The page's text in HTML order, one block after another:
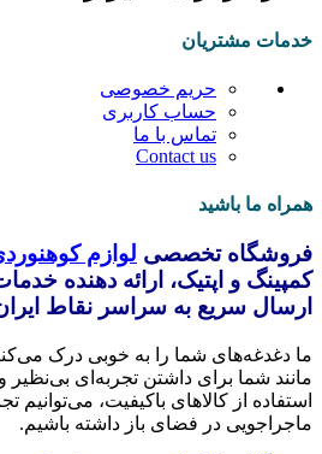
خدمات مشتریان
حریم خصوصی
حساب کاربری
تماس با ما
Contact us
همراه ما باشید
فروشگاه تخصصی لوازم
کمپینگ و اپتیک، ارائه دهنده
ارسال سریع به سراسر نقاط
ما دغدغه‌های شما را به خوبی درک
مانند شما برای داشتن تجربه‌ای بی‌نظیر و
استفاده از کالاهای باکیفیت، می‌توانیم
ماجراجویی در فضای باز داشته باشیم.